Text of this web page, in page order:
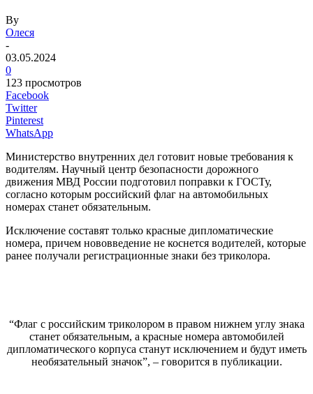
By
Олеся
-
03.05.2024
0
123 просмотров
Facebook
Twitter
Pinterest
WhatsApp
Министерство внутренних дел готовит новые требования к
водителям. Научный центр безопасности дорожного
движения МВД России подготовил поправки к ГОСТу,
согласно которым российский флаг на автомобильных
номерах станет обязательным.
Исключение составят только красные дипломатические
номера, причем нововведение не коснется водителей, которые
ранее получали регистрационные знаки без триколора.
“Флаг с российским триколором в правом нижнем углу знака
станет обязательным, а красные номера автомобилей
дипломатического корпуса станут исключением и будут иметь
необязательный значок”, – говорится в публикации.